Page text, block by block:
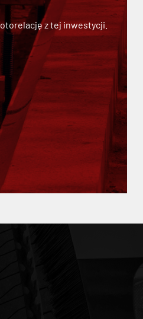
z tej inwestycji.